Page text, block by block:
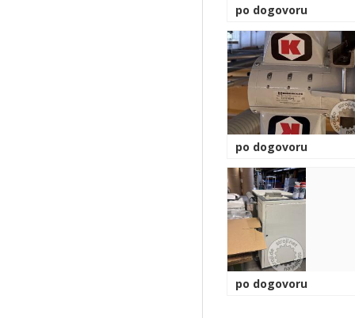
po dogovoru
po dogovoru
po dogovoru